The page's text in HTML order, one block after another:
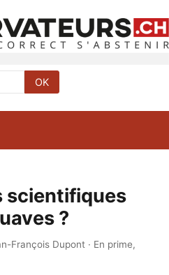
OK
scientifiques
?
François Dupont· En prime,